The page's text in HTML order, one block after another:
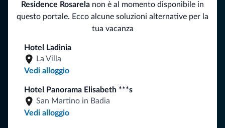
Residence Rosarela non è al momento disponibile in
questo portale. Ecco alcune soluzioni alternative per la
tua vacanza
Hotel Ladinia
La Villa
Vedi alloggio
Hotel Panorama Elisabeth ***s
San Martino in Badia
Vedi alloggio
Segui Dolomiti.it
vacanza nelle Dolomiti.
ISCRIVITI ALLA NEWSLETTER